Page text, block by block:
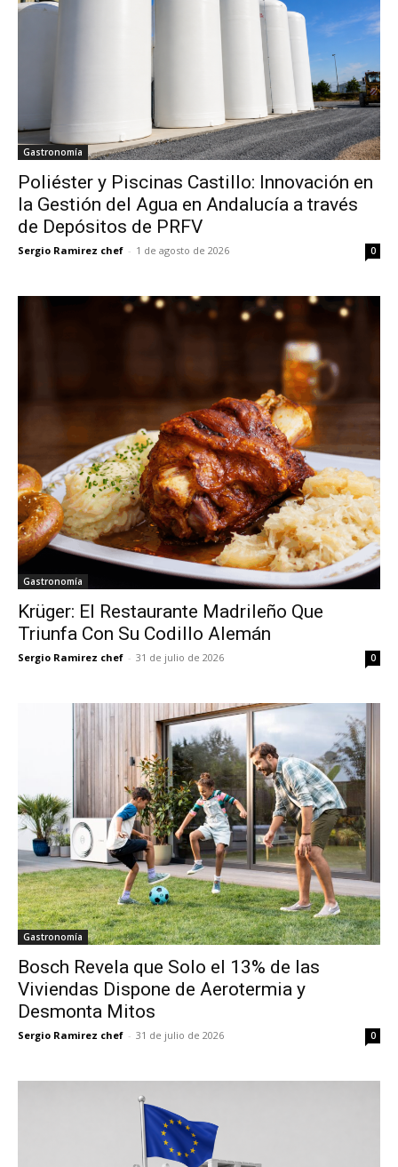
Gastronomía
Poliéster y Piscinas Castillo: Innovación en
la Gestión del Agua en Andalucía a través
de Depósitos de PRFV
Sergio Ramirez chef - 1 de agosto de 2026 0
Gastronomía
Krüger: El Restaurante Madrileño Que
Triunfa Con Su Codillo Alemán
Sergio Ramirez chef - 31 de julio de 2026 0
Gastronomía
Bosch Revela que Solo el 13% de las
Viviendas Dispone de Aerotermia y
Desmonta Mitos
Sergio Ramirez chef - 31 de julio de 2026 0